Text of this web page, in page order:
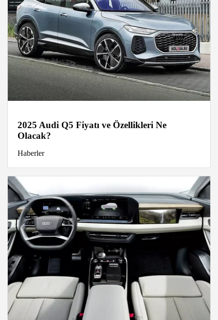
2025 Audi Q5 Fiyatı ve Özellikleri Ne
Olacak?
Haberler